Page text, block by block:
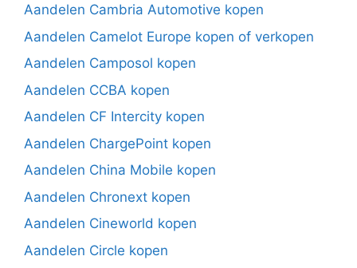
Aandelen Cambria Automotive kopen
Aandelen Camelot Europe kopen of verkopen
Aandelen Camposol kopen
Aandelen CCBA kopen
Aandelen CF Intercity kopen
Aandelen ChargePoint kopen
Aandelen China Mobile kopen
Aandelen Chronext kopen
Aandelen Cineworld kopen
Aandelen Circle kopen